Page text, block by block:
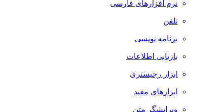
نرم افزارهای فارسی
برنامه نویسی
بازیابی اطلاعات
ابزار رجیستری
ابزارهای مفید
ویرایشگر متن